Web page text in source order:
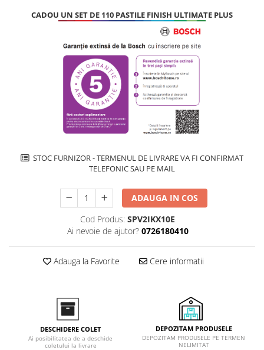
CADOU UN SET DE 110 PASTILE FINISH ULTIMATE PLUS
STOC FURNIZOR - TERMENUL DE LIVRARE VA FI CONFIRMAT
TELEFONIC SAU PE MAIL
ADAUGA IN COS
Cod Produs: SPV2IKX10E
Ai nevoie de ajutor? 0726180410
Adauga la Favorite Cere informatii
DESCHIDERE COLET
Ai posibilitatea de a deschide
coletului la livrare
DEPOZITAM PRODUSELE
DEPOZITAM PRODUSELE PE TERMEN
NELIMITAT